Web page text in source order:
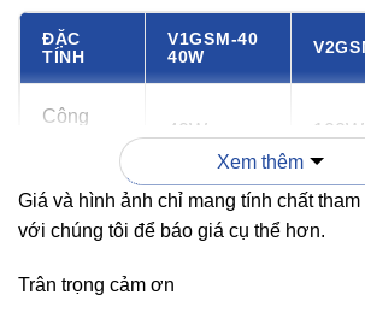
ĐẶC
TÍNH
V1GSM-40
40W
Công
40W 100W
Quang
thông
5.400 –
5.800lm
Xem thêm
Giá và hình ảnh chỉ mang tính chất
với chúng tôi để báo giá cụ thể hơn.
Trân trọng cảm ơn